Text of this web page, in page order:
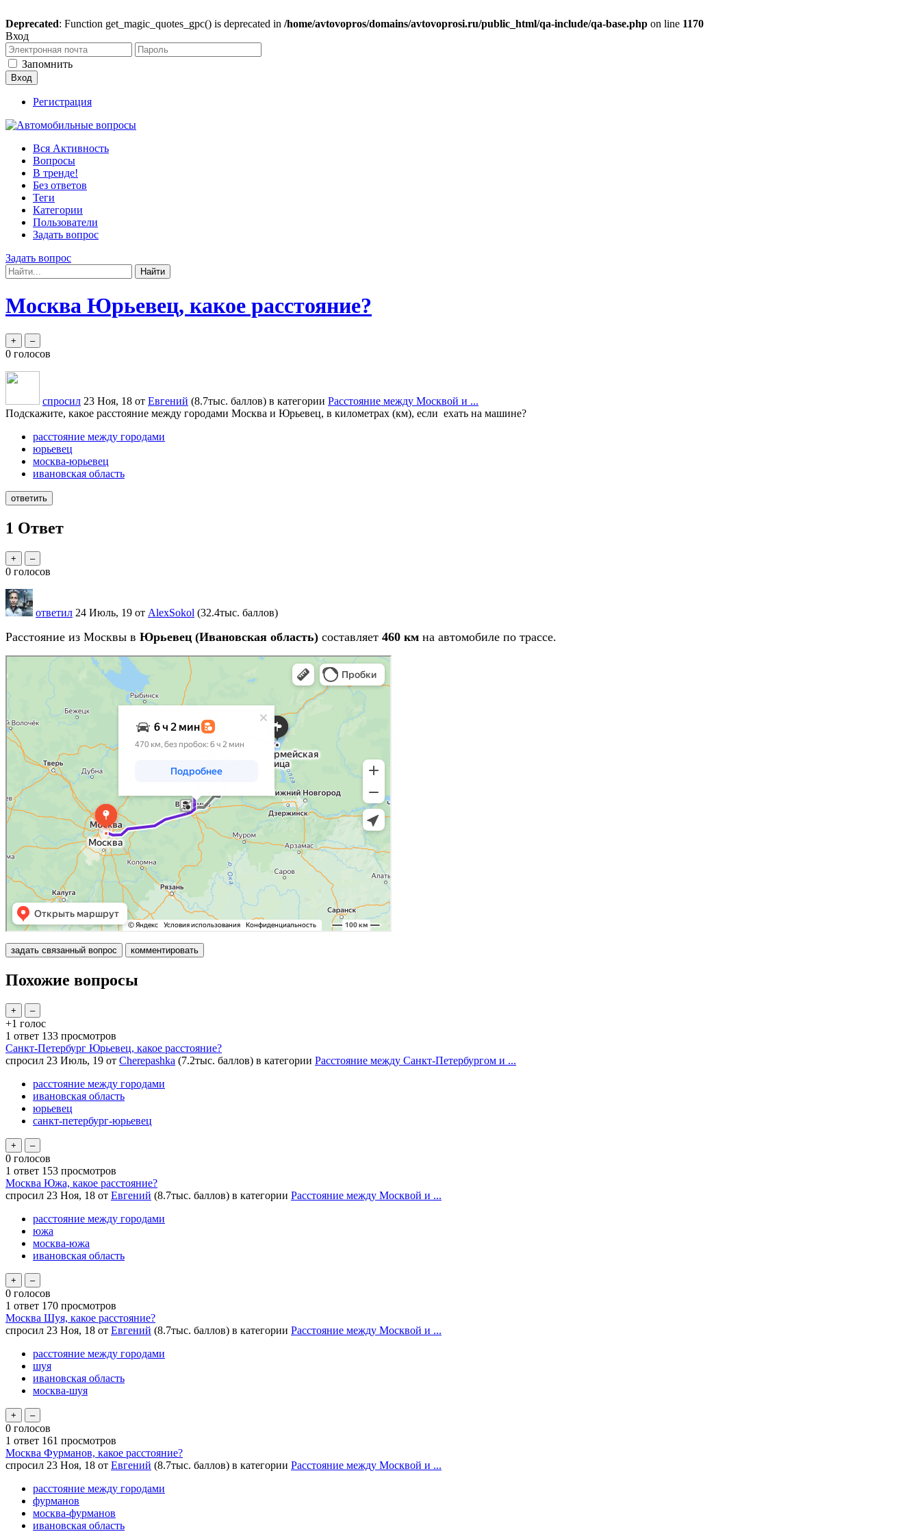
Deprecated: Function get_magic_quotes_gpc() is deprecated in /home/avtovopros/domains/avtovoprosi.ru/public_html/qa-include/qa-base.php on line 1170
Вход
Запомнить
Регистрация
Вся Активность
Вопросы
В тренде!
Без ответов
Теги
Категории
Пользователи
Задать вопрос
Задать вопрос
Москва Юрьевец, какое расстояние?
0 голосов
спросил 23 Ноя, 18 от Евгений (8.7тыс. баллов) в категории Расстояние между Москвой и ...
Подскажите, какое расстояние между городами Москва и Юрьевец, в километрах (км), если ехать на машине?
расстояние между городами
юрьевец
москва-юрьевец
ивановская область
1 Ответ
0 голосов
ответил 24 Июль, 19 от AlexSokol (32.4тыс. баллов)
Расстояние из Москвы в Юрьевец (Ивановская область) составляет 460 км на автомобиле по трассе.
Похожие вопросы
+1 голос
1 ответ 133 просмотров
Санкт-Петербург Юрьевец, какое расстояние?
спросил 23 Июль, 19 от Cherepashka (7.2тыс. баллов) в категории Расстояние между Санкт-Петербургом и ...
расстояние между городами
ивановская область
юрьевец
санкт-петербург-юрьевец
0 голосов
1 ответ 153 просмотров
Москва Южа, какое расстояние?
спросил 23 Ноя, 18 от Евгений (8.7тыс. баллов) в категории Расстояние между Москвой и ...
расстояние между городами
южа
москва-южа
ивановская область
0 голосов
1 ответ 170 просмотров
Москва Шуя, какое расстояние?
спросил 23 Ноя, 18 от Евгений (8.7тыс. баллов) в категории Расстояние между Москвой и ...
расстояние между городами
шуя
ивановская область
москва-шуя
0 голосов
1 ответ 161 просмотров
Москва Фурманов, какое расстояние?
спросил 23 Ноя, 18 от Евгений (8.7тыс. баллов) в категории Расстояние между Москвой и ...
расстояние между городами
фурманов
москва-фурманов
ивановская область